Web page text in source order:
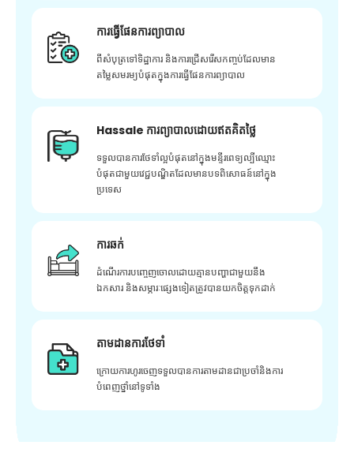
ការធ្វើផែនការព្យាបាល
ពីសំបុត្រទៅទិដ្ឋាការ និងការជ្រើសរើសកញ្ចប់ដែលមាន
តម្លៃសមរម្យបំផុតក្នុងការធ្វើផែនការព្យាបាល
Hassale ការព្យាបាលដោយឥតគិតថ្លៃ
ទទួលបានការថែទាំល្អបំផុតនៅក្នុងមន្ទីរពេទ្យល្បីឈ្មោះ
បំផុតជាមួយវេជ្ជបណ្ឌិតដែលមានបទពិសោធន៍នៅក្នុង
ប្រទេស
ការឆក់
ដំណើរការបញ្ចេញចោលដោយគ្មានបញ្ហាជាមួយនឹង
ឯកសារ និងសម្ភារៈផ្សេងទៀតត្រូវបានយកចិត្តទុកដាក់
តាមដានការថែទាំ
ក្រោយ​ការ​ហូរ​ចេញ​ទទួល​បាន​ការ​តាមដាន​ជា​ប្រចាំ​និង​ការ​
បំពេញ​ថ្នាំ​នៅ​ទូទាំង​